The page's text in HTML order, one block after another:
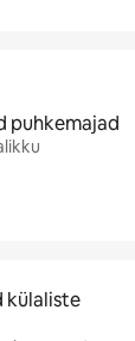
puhkemajad
külaliste